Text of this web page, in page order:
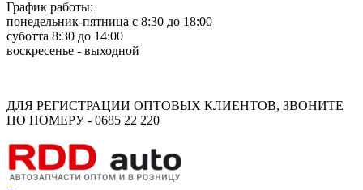
График работы:
понедельник-пятница с 8:30 до 18:00
суботта 8:30 до 14:00
воскресенье - выходной
ДЛЯ РЕГИСТРАЦИИ ОПТОВЫХ КЛИЕНТОВ, ЗВОНИТЕ
ПО НОМЕРУ - 0685 22 220